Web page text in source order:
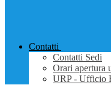
Contatti
Contatti Sedi
Orari apertura
URP - Ufficio